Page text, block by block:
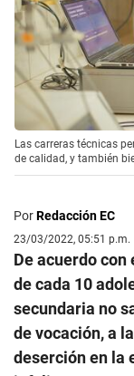
Las carreras técnicas
de calidad, y también
PorRedacción EC
23/03/2022, 05:51 p.m.
De acuerdo con
de cada 10
secundaria no
de vocación, a
deserción en la